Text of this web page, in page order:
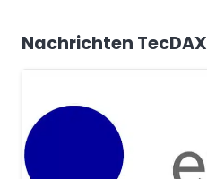
Nachrichten TecDAX